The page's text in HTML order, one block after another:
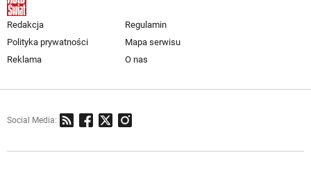
Redakcja
Regulamin
Polityka prywatności
Mapa serwisu
Reklama
O nas
Social Media: